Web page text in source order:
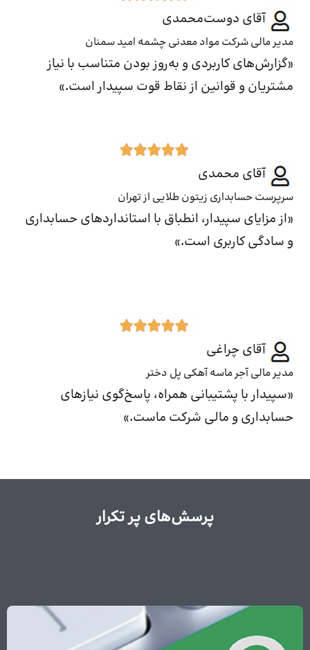
آقای دوست‌محمدی
مدیر مالی شرکت مواد معدنی چشمه امید سمنان
«گزارش‎‌های کاربردی و به‌روز بودن متناسب با نیاز
مشتریان و قوانین از نقاط قوت سپیدار است.»
آقای محمدی
سرپرست حسابداری زیتون طلایی از تهران
«از مزایای سپیدار، انطباق با استانداردهای حسابداری
و سادگی کاربری است.»
آقای چراغی
مدیر مالی آجر ماسه آهکی پل دختر
«سپیدار با پشتیبانی همراه، پاسخ‌گوی نیازهای
حسابداری و مالی شرکت ماست.»
پرسش‌های پر تکرار